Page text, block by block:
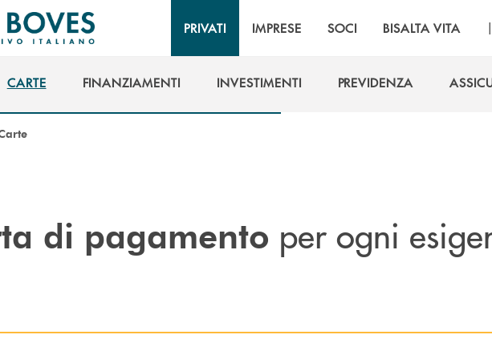
PRIVATI IMPRESE SOCI BISALTA VITA |
CARTE
FINANZIAMENTI
INVESTIMENTI
PREVIDENZA
di pagamento per ogni